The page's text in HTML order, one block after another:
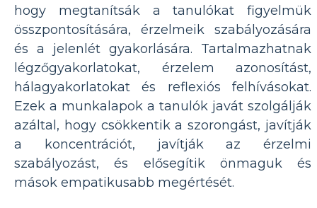
hogy megtanítsák a tanulókat figyelmük
összpontosítására, érzelmeik szabályozására
és a jelenlét gyakorlására. Tartalmazhatnak
légzőgyakorlatokat, érzelem azonosítást,
hálagyakorlatokat és reflexiós felhívásokat.
Ezek a munkalapok a tanulók javát szolgálják
azáltal, hogy csökkentik a szorongást, javítják
a koncentrációt, javítják az érzelmi
szabályozást, és elősegítik önmaguk és
mások empatikusabb megértését.